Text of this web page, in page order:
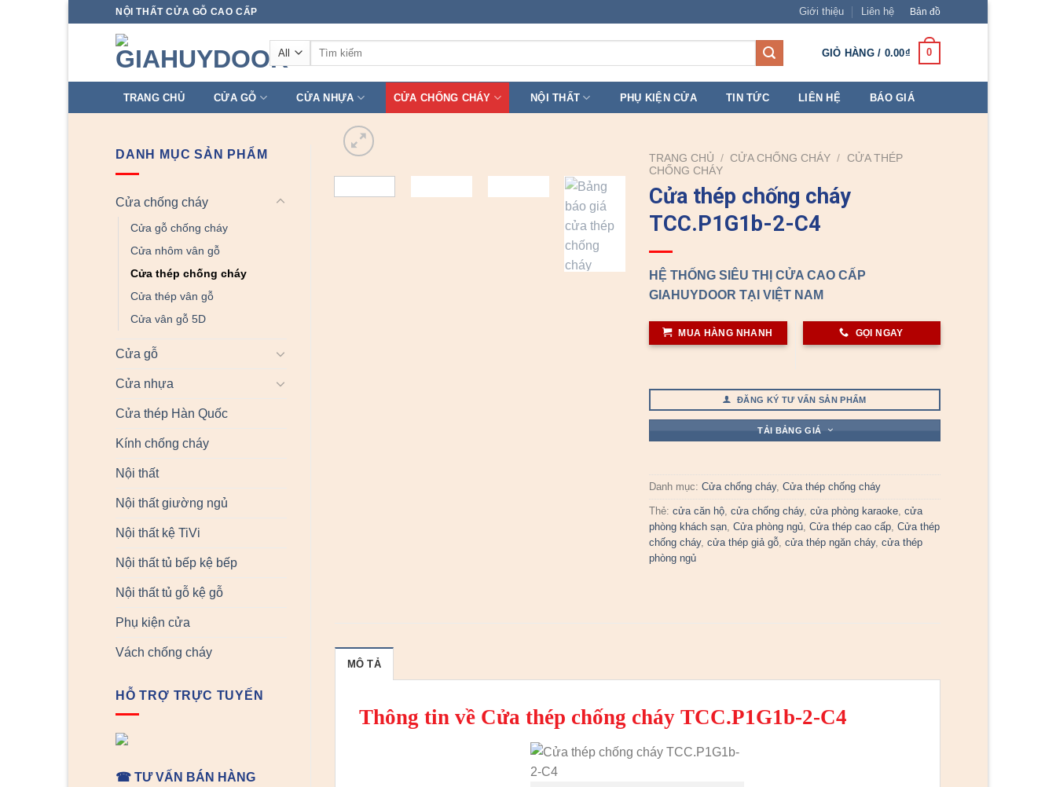
NỘI THẤT CỬA GỖ CAO CẤP Giới thiệu Liên hệ Bản đồ
Tìm
GIỎ HÀNG / 0.00₫ 0
TRANG CHỦ CỬA GỖ CỬA NHỰA CỬA CHỐNG CHÁY NỘI THẤT PHỤ KIỆN CỬA TIN TỨC LIÊN HỆ BÁO GIÁ
DANH MỤC SẢN PHẨM
Cửa chống cháy
Cửa gỗ chống cháy
Cửa nhôm vân gỗ
Cửa thép chống cháy
Cửa thép vân gỗ
Cửa vân gỗ 5D
Cửa gỗ
Cửa nhựa
Cửa thép Hàn Quốc
Kính chống cháy
Nội thất
Nội thất giường ngủ
Nội thất kệ TiVi
Nội thất tủ bếp kệ bếp
Nội thất tủ gỗ kệ gỗ
Phụ kiện cửa
Vách chống cháy
HỖ TRỢ TRỰC TUYẾN
☎ TƯ VẤN BÁN HÀNG
TRANG CHỦ / CỬA CHỐNG CHÁY / CỬA THÉP
CHỐNG CHÁY
Cửa thép chống cháy
TCC.P1G1b-2-C4
HỆ THỐNG SIÊU THỊ CỬA CAO CẤP
GIAHUYDOOR TẠI VIỆT NAM
MUA HÀNG NHANH GỌI NGAY
ĐĂNG KÝ TƯ VẤN SẢN PHẨM
TẢI BẢNG GIÁ
Danh mục:Cửa chống cháy,Cửa thép chống cháy
Thẻ:cửa căn hộ ,cửa chống cháy,cửa phòng karaoke ,cửa
phòng khách sạn ,Cửa phòng ngủ ,Cửa thép cao cấp ,Cửa thép
chống cháy,cửa thép giả gỗ ,cửa thép ngăn cháy,cửa thép
phòng ngủ
MÔ TẢ
Thông tin về Cửa thép chống cháy TCC.P1G1b-2-C4